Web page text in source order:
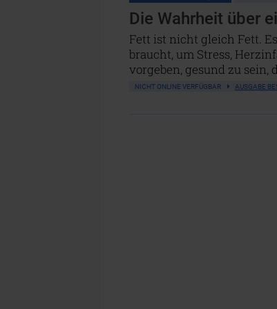
Die Wahrheit über
Fett ist nicht gleich Fett.
braucht, um Stress,
vorgeben, gesund zu
NICHT ONLINE VERFÜGBAR AUSGABE